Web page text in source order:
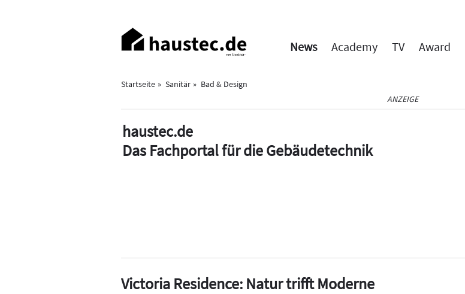
Haupt-
Navigation
News Academy TV Award
Startseite Sanitär
Bad & Design
ANZEIGE
haustec.de
Das Fachportal für die Gebäudetechnik
Victoria Residence: Natur trifft Moderne